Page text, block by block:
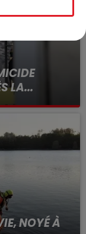
LA...
servait
NOYÉ À